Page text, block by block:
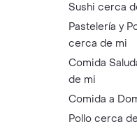
Sushi cerca
Pastelería y
cerca de mi
Comida
de mi
Comida a
Pollo cerca